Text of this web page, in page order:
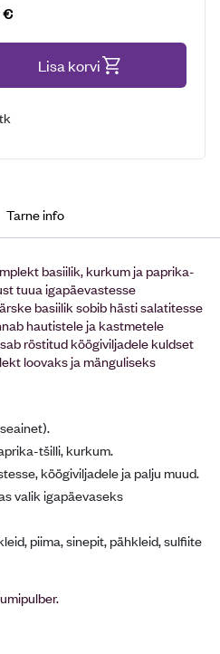
€
Lisa korvi
Tarne info
basiilik, kurkum ja paprika-
tuua igapäevastesse
basiilik sobib hästi salatitesse
hautistele ja kastmetele
röstitud köögiviljadele kuldset
loovaks ja mänguliseks
tšilli, kurkum.
köögiviljadele ja palju muud.
valik igapäevaseks
piima, sinepit, pähkleid, sulfiite